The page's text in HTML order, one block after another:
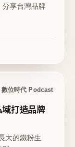
享台灣品牌
數位時代 Podcast
打造品牌
大的鐵粉生